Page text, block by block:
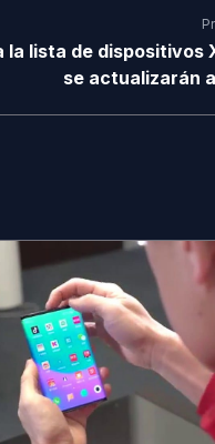
la lista de dispositivos
se actualizarán